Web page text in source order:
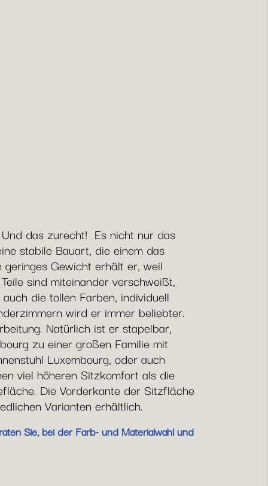
das zurecht! Es nicht nur das
stabile Bauart, die einem das
Gewicht erhält er, weil
sind miteinander verschweißt,
die tollen Farben, individuell
wird er immer beliebter.
Natürlich ist er stapelbar,
zu einer großen Familie mit
Luxembourg, oder auch
viel höheren Sitzkomfort als die
Die Vorderkante der Sitzfläche
Varianten erhältlich.
Sie, bei der Farb- und Materialwahl und